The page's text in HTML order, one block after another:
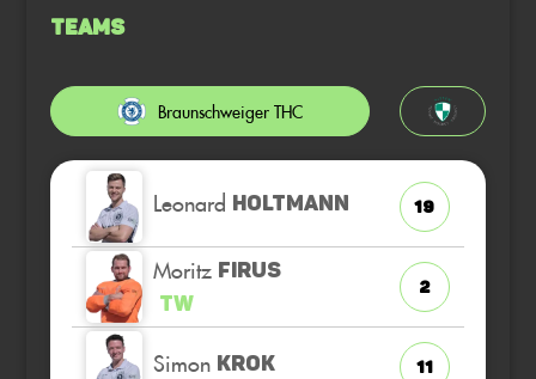
Teams
Braunschweiger THC
Leonard HOLTMANN 19
Moritz FIRUS
TW
2
Simon KROK 11